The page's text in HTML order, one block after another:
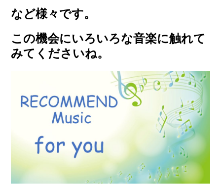
など様々です。
この機会にいろいろな音楽に触れて
みてくださいね。